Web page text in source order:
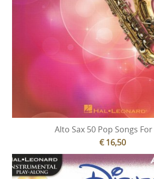
Alto Sax 50 Pop Songs
€ 16,50